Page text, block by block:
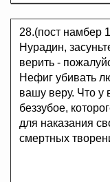
28.(пост намбер
Нурадин,
верить -
Нефиг убивать
вашу веру. Что у
беззубое,
для наказания
смертных